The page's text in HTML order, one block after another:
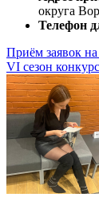
округа
Телефон
по
записям
Приём заявок
VI сезон